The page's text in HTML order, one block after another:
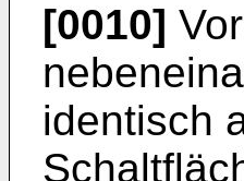
[0010]
identisch